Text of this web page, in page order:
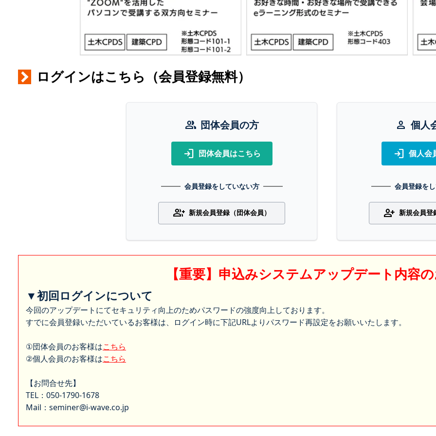
ログインはこちら（会員登録無料）
group 団体会員の方
login 団体会員はこちら
会員登録をしていない方
group_add 新規会員登録（団体会員）
person 個人
login 個人会
会員登録を
person_add 新規会員登
【重要】申込みシステムアップデート内容
▼初回ログインについて
今回のアップデートにてセキュリティ向上のためパスワードの強度向上しております。
すでに会員登録いただいているお客様は、ログイン時に下記URLよりパスワード再設定をお願いいたします。
①団体会員のお客様はこちら
②個人会員のお客様はこちら
【お問合せ先】
TEL：050-1790-1678
Mail：seminer@i-wave.co.jp